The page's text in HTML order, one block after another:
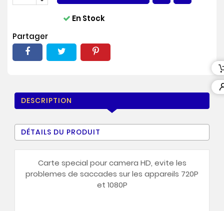
En Stock
Partager
DESCRIPTION
DÉTAILS DU PRODUIT
Carte special pour camera HD, evite les
problemes de saccades sur les appareils 720P
et 1080P